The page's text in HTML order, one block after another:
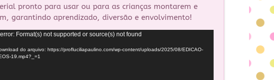
pronto para usar ou para as crianças montarem e
garantindo aprendizado, diversão e envolvimento!
Format(s) not supported or source(s) not found
do arquivo: https://profluciliapaulino.com/wp-content/uploads/2025/08/EDICAO-
19.mp4?_=1